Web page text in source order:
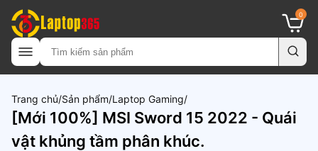
0
Trang chủ Sản phẩm Laptop Gaming
[Mới 100%] MSI Sword 15 2022 - Quái
vật khủng tầm phân khúc.